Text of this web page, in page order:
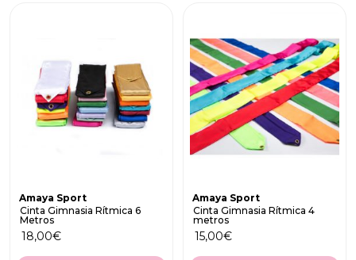
Amaya Sport
Cinta Gimnasia Rítmica 6
Metros
18,00€
Amaya Sport
Cinta Gimnasia Rítmica 4
metros
15,00€